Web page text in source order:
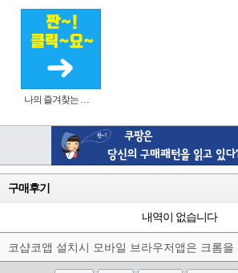
나의 즐겨찾는 상품 리스트로 편리하게 주문하세요~(쿠팡 다이나믹 배너)
구매후기
내역이 없습니다